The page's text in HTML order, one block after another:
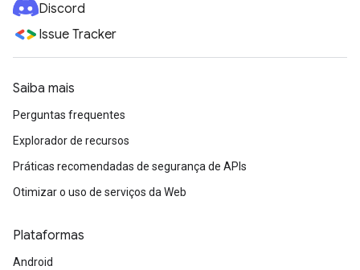
Discord
Issue Tracker
Saiba mais
Perguntas frequentes
Explorador de recursos
Práticas recomendadas de segurança de APIs
Otimizar o uso de serviços da Web
Plataformas
Android